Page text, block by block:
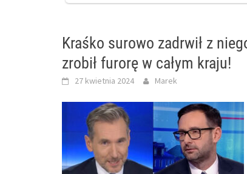
Kraśko surowo zadrwił z
zrobił furorę w całym kraju!
27 kwietnia 2024 Marek